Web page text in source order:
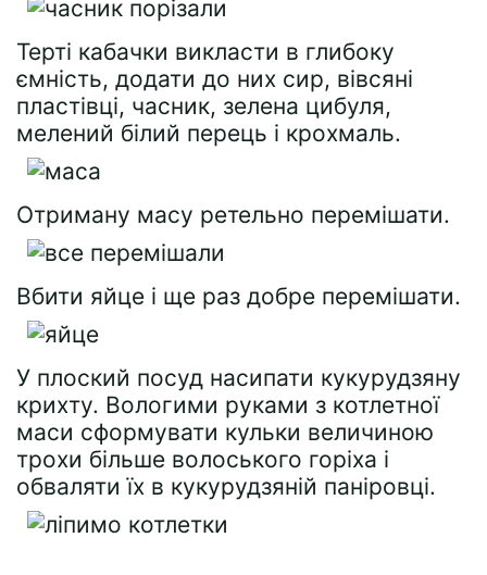
Терті кабачки викласти в глибоку
ємність, додати до них сир, вівсяні
пластівці, часник, зелена цибуля,
мелений білий перець і крохмаль.
Отриману масу ретельно перемішати.
Вбити яйце і ще раз добре перемішати.
У плоский посуд насипати кукурудзяну
крихту. Вологими руками з котлетної
маси сформувати кульки величиною
трохи більше волоського горіха і
обваляти їх в кукурудзяній паніровці.